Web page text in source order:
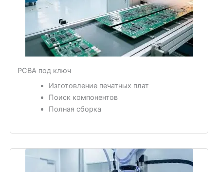
PCBA под ключ
Изготовление печатных плат
Поиск компонентов
Полная сборка